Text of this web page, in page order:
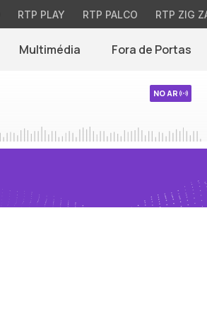
RTP PLAY RTP PALCO RTP ZIG
Multimédia Fora de Portas
NO AR